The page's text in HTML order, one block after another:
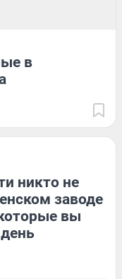
в
никто не
заводе
вы